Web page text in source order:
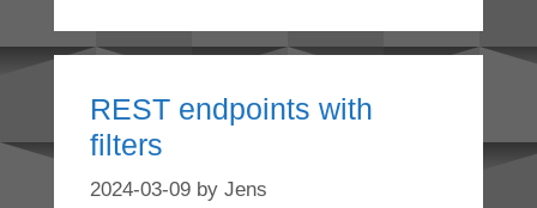
REST endpoints with
filters
2024-03-09 by Jens